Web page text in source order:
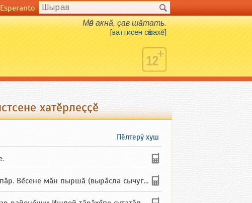
Esperanto
Мӗн акнӑ, ҫав шӑтать.
[ваттисен сӑмахӗ]
хатӗрлеҫҫӗ
Пӗлтерӳ хуш
Вĕсене мăн пыршă (вырăсла сычуг) ...